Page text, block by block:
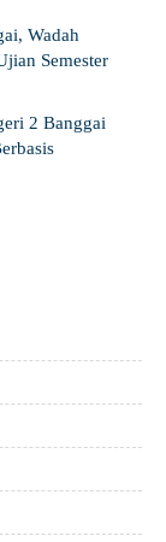
Wadah
Semester
2 Banggai